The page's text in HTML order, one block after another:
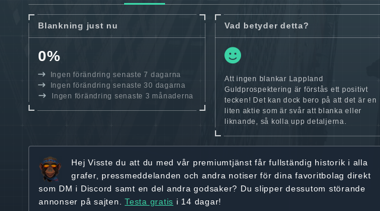
Blankning just nu
0%
Ingen förändring senaste 7 dagarna
Ingen förändring senaste 30 dagarna
Ingen förändring senaste 3 månaderna
Vad betyder detta?
Att ingen blankar Lappland
Guldprospektering är förstås ett positivt
tecken! Det kan dock bero på att det är en
liten aktie som är svår att blanka eller
liknande, så kolla upp detaljerna.
Hej Visste du att du med vår premiumtjänst fårfullständig historik i alla
grafer, pressmeddelanden och andra notiser för dina favoritbolag direkt
som DM i Discord samt en del andra godsaker? Du slipper dessutom störande
annonser på sajten. Testa gratis i 14 dagar!